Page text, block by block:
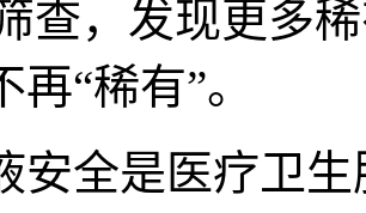
查，发现更多
“稀有”。
全是医疗卫生